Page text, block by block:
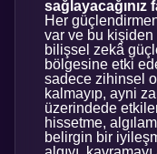
sağlayacağınız
Her
var ve bu
bilişsel zekâ
bölgesine etki
sadece zihinsel
kalmayıp, ayni
üzerindede
hissetme,
belirgin bir